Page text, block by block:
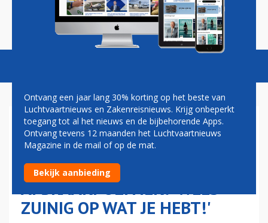
Magazine Podcasts Vacatures
PIETER ELBERS
WAARSCHUWT VOOR
NEDERLANDSE
AFBRAAKPOLITIEK: 'WEES
ZUINIG OP WAT JE HEBT!'
Ontvang een jaar lang 30% korting op het beste van
Luchtvaartnieuws en Zakenreisnieuws. Krijg onbeperkt
toegang tot al het nieuws en de bijbehorende Apps.
Ontvang tevens 12 maanden het Luchtvaartnieuws
Magazine in de mail of op de mat.
Bekijk aanbieding